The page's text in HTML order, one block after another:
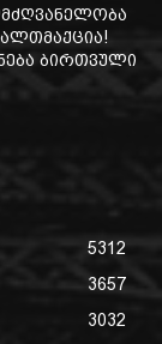
ბირთვული
5312
3657
3032